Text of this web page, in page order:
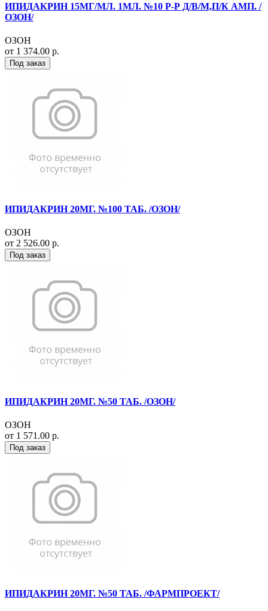
ИПИДАКРИН 15МГ/МЛ. 1МЛ. №10 Р-Р Д/В/М,П/К АМП. /
ОЗОН/
ОЗОН
от 1 374.00 р.
Под заказ
ИПИДАКРИН 20МГ. №100 ТАБ. /ОЗОН/
ОЗОН
от 2 526.00 р.
Под заказ
ИПИДАКРИН 20МГ. №50 ТАБ. /ОЗОН/
ОЗОН
от 1 571.00 р.
Под заказ
ИПИДАКРИН 20МГ. №50 ТАБ. /ФАРМПРОЕКТ/